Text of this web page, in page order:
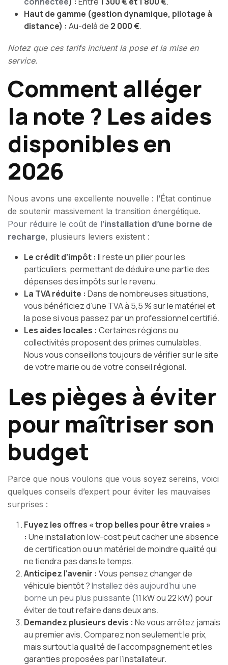
Haut de gamme (gestion dynamique, pilotage à
distance) : Au-delà de 2 000 €.
Notez que ces tarifs incluent la pose et la mise en
service.
Comment alléger
la note ? Les aides
disponibles en
2026
Nous avons une excellente nouvelle : l’État continue
de soutenir massivement la transition énergétique.
Pour réduire le coût de l’installation d’une borne de
recharge, plusieurs leviers existent :
Le crédit d’impôt : Il reste un pilier pour les
particuliers, permettant de déduire une partie des
dépenses des impôts sur le revenu.
La TVA réduite : Dans de nombreuses situations,
vous bénéficiez d’une TVA à 5,5 % sur le matériel et
la pose si vous passez par un professionnel certifié.
Les aides locales : Certaines régions ou
collectivités proposent des primes cumulables.
Nous vous conseillons toujours de vérifier sur le site
de votre mairie ou de votre conseil régional.
Les pièges à éviter
pour maîtriser son
budget
Parce que nous voulons que vous soyez sereins, voici
quelques conseils d’expert pour éviter les mauvaises
surprises :
Fuyez les offres « trop belles pour être vraies »
: Une installation low-cost peut cacher une absence
de certification ou un matériel de moindre qualité qui
ne tiendra pas dans le temps.
Anticipez l’avenir : Vous pensez changer de
véhicule bientôt ?Installez dès aujourd’hui une
borne un peu plus puissante (11 kW ou 22 kW) pour
éviter de tout refaire dans deux ans.
Demandez plusieurs devis : Ne vous arrêtez jamais
au premier avis. Comparez non seulement le prix,
mais surtout la qualité de l’accompagnement et les
garanties proposées par l’installateur.